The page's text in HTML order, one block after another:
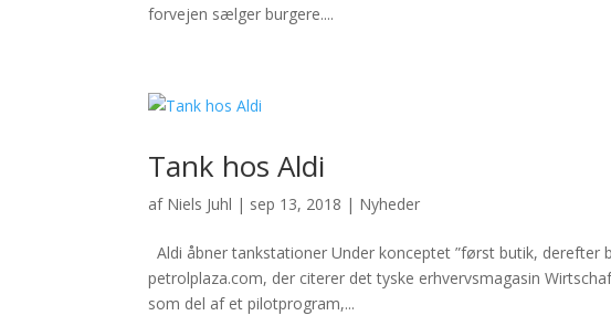
forvejen sælger burgere....
Tank hos Aldi
af Niels Juhl | sep 13, 2018 | Nyheder
Aldi åbner tankstationer Under konceptet ”først butik, derefter
petrolplaza.com, der citerer det tyske erhvervsmagasin
som del af et pilotprogram,...